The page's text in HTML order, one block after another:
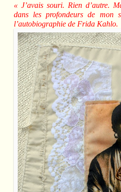
« J’avais souri. Rien d’autre.
dans les profondeurs de mon
l’autobiographie de Frida Kahlo.